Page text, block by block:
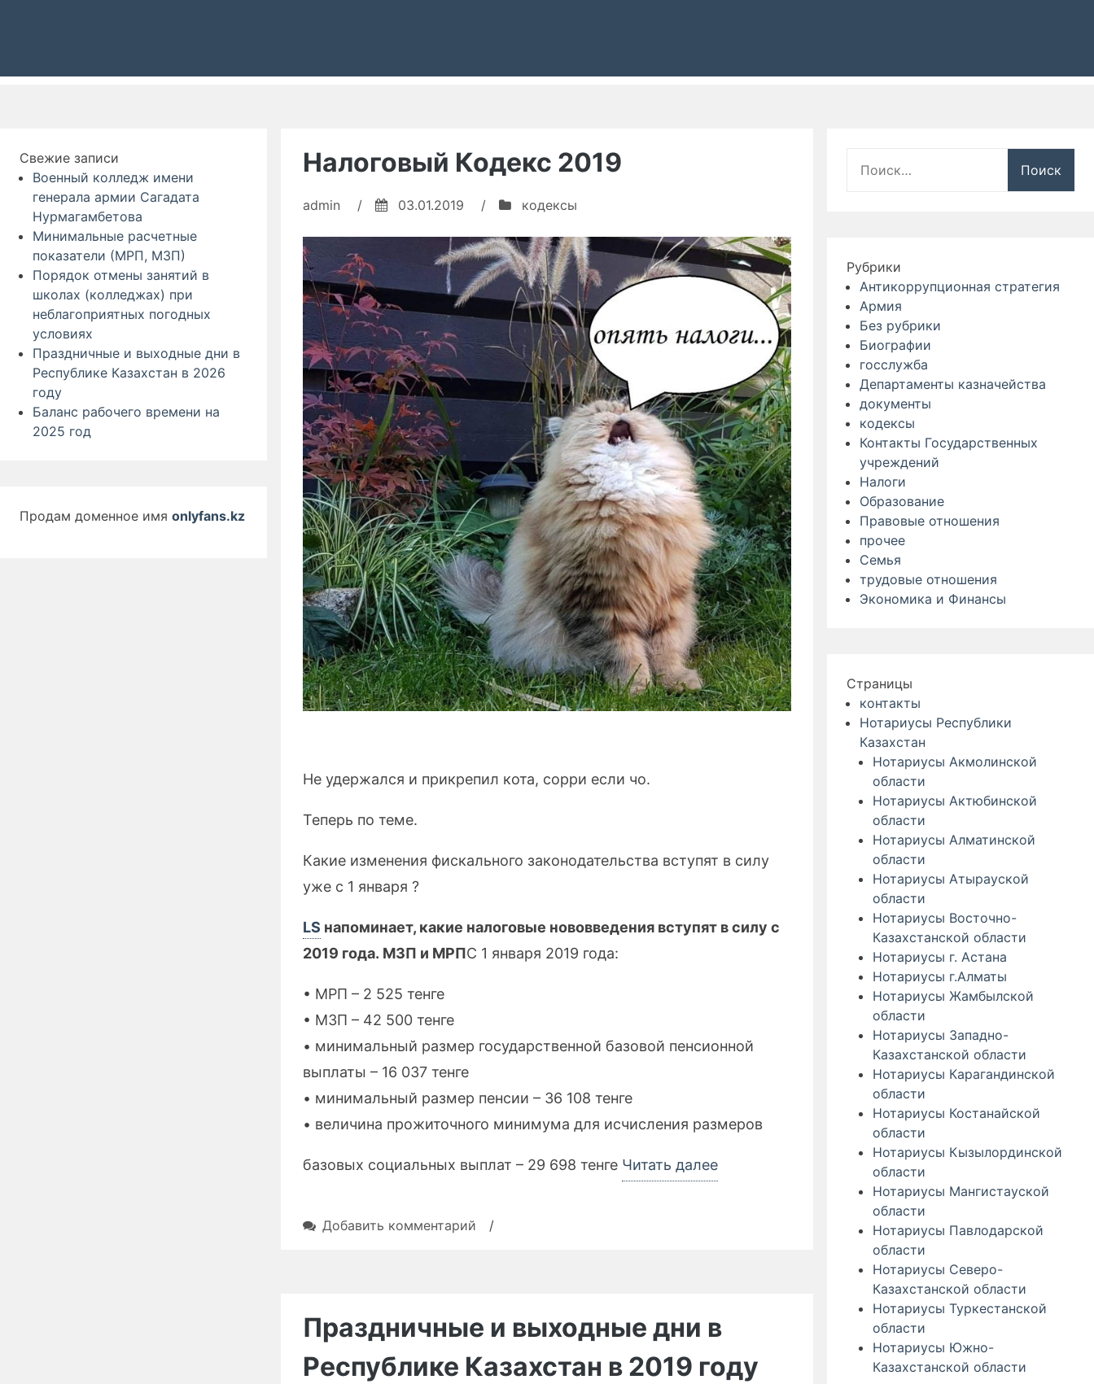
Налоговый Кодекс 2019
admin / 03.01.2019 / кодексы
Не удержался и прикрепил кота, сорри если чо.
Теперь по теме.
Какие изменения фискального законодательства вступят в силу
уже с 1 января ?
LS напоминает, какие налоговые нововведения вступят в силу с
2019 года. МЗП и МРПС 1 января 2019 года:
• МРП – 2 525 тенге
• МЗП – 42 500 тенге
• минимальный размер государственной базовой пенсионной
выплаты – 16 037 тенге
• минимальный размер пенсии – 36 108 тенге
• величина прожиточного минимума для исчисления размеров
базовых социальных выплат – 29 698 тенге Читать далее«Налоговый
Добавить комментарий /
Праздничные и выходные дни в
Республике Казахстан в 2019 году
Свежие записи
Военный колледж имени
генерала армии Сагадата
Нурмагамбетова
Минимальные расчетные
показатели (МРП, МЗП)
Порядок отмены занятий в
школах (колледжах) при
неблагоприятных погодных
условиях
Праздничные и выходные дни в
Республике Казахстан в 2026
году
Баланс рабочего времени на
2025 год
Продам доменное имя onlyfans.kz
Рубрики
Антикоррупционная стратегия
Армия
Без рубрики
Биографии
госслужба
Департаменты казначейства
документы
кодексы
Контакты Государственных
учреждений
Налоги
Образование
Правовые отношения
прочее
Семья
трудовые отношения
Экономика и Финансы
Страницы
контакты
Нотариусы Республики
Казахстан
Нотариусы Акмолинской
области
Нотариусы Актюбинской
области
Нотариусы Алматинской
области
Нотариусы Атырауской
области
Нотариусы Восточно-
Казахстанской области
Нотариусы г. Астана
Нотариусы г.Алматы
Нотариусы Жамбылской
области
Нотариусы Западно-
Казахстанской области
Нотариусы Карагандинской
области
Нотариусы Костанайской
области
Нотариусы Кызылординской
области
Нотариусы Мангистауской
области
Нотариусы Павлодарской
области
Нотариусы Северо-
Казахстанской области
Нотариусы Туркестанской
области
Нотариусы Южно-
Казахстанской области